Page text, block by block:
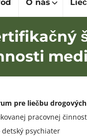
O nás
pre liečbu
pracovnej
detský psychiater